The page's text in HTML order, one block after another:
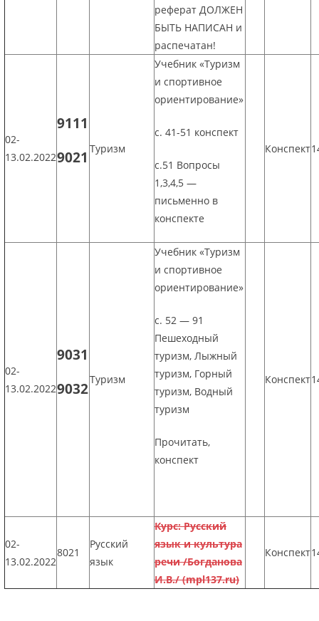
реферат ДОЛЖЕН
БЫТЬ НАПИСАН и
распечатан!
02-
13.02.2022
9111
9021 Туризм
Учебник «Туризм
и спортивное
ориентирование»
с. 41-51 конспект
с.51 Вопросы
1,3,4,5 —
письменно в
конспекте
Конспект
02-
13.02.2022
9031
9032
Туризм
Учебник «Туризм
и спортивное
ориентирование»
с. 52 — 91
Пешеходный
туризм, Лыжный
туризм, Горный
туризм, Водный
туризм
Прочитать,
конспект
Конспект
02-
13.02.2022
8021
Русский
язык
Курс: Русский
язык и культура
речи /Богданова
И.В./ (mpl137.ru)
Конспект